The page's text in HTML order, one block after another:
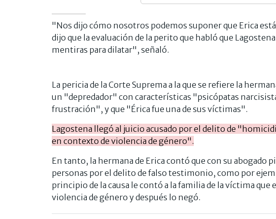
"Nos dijo cómo nosotros podemos suponer que Erica
dijo que la evaluación de la perito que habló que
mentiras para dilatar", señaló.
La pericia de la Corte Suprema a la que se refiere la
un "depredador" con características "psicópatas
frustración", y que "Érica fue una de sus víctimas".
Lagostena llegó al juicio acusado por el delito de
en contexto de violencia de género".
En tanto, la hermana de Erica contó que con su abogado
personas por el delito de falso testimonio, como por
principio de la causa le contó a la familia de la víctima que
violencia de género y después lo negó.